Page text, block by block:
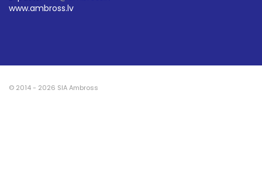
www.ambross.lv
© 2014 - 2026 SIA Ambross